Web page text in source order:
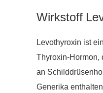
Wirkstoff
Levothyroxin ist
Thyroxin-Hormon,
an
Generika